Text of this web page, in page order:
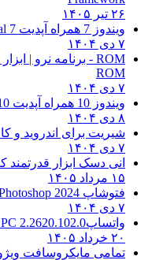
ویندوز 7 همراه آپدیت 7 SP1
ROM - برنامه نرو | ابزار رایت حرفه ای و
ویندوز 10 همراه آپدیت 10 22H2
10
شیریت برای اندروید و کامپیوتر
انی دسک ابزار قدرتمند کنترل
فتوشاپ CC 2025Photoshop 2024
واتساپ PC 2.2620.102.0
تمامی مایکروسافت ویژوال C